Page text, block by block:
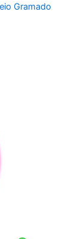
Gramado